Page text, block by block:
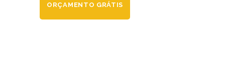
ORÇAMENTO GRÁTIS